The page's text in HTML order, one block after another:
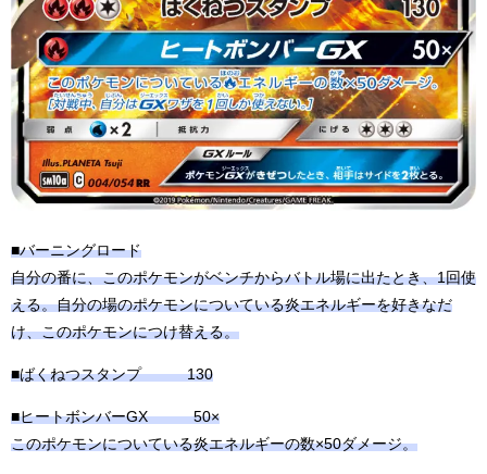
■バーニングロード
自分の番に、このポケモンがベンチからバトル場に出たとき、1回使
える。自分の場のポケモンについている炎エネルギーを好きなだ
け、このポケモンにつけ替える。
■ばくねつスタンプ 130
■ヒートボンバーGX 50×
このポケモンについている炎エネルギーの数×50ダメージ。